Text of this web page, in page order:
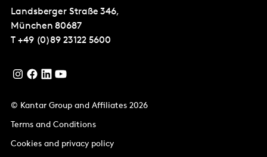
Landsberger Straße 346,
München 80687
T +49 (0)89 23122 5600
© Kantar Group and Affiliates 2026
Terms and Conditions
Cookies and privacy policy